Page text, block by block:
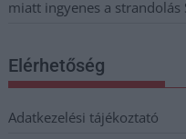
miatt ingyenes a strandolás
Elérhetőség
Adatkezelési tájékoztató